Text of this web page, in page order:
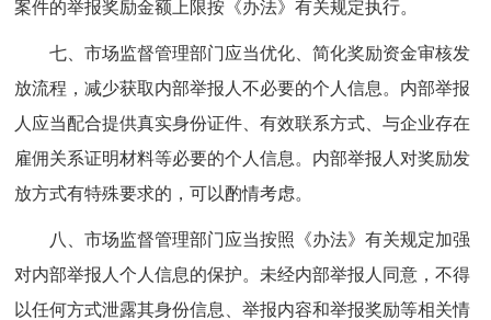
案件的举报奖励金额上限按《办法》有关规定执行。
七、市场监督管理部门应当优化、简化奖励资金审核发
放流程，减少获取内部举报人不必要的个人信息。内部举报
人应当配合提供真实身份证件、有效联系方式、与企业存在
雇佣关系证明材料等必要的个人信息。内部举报人对奖励发
放方式有特殊要求的，可以酌情考虑。
八、市场监督管理部门应当按照《办法》有关规定加强
对内部举报人个人信息的保护。未经内部举报人同意，不得
以任何方式泄露其身份信息、举报内容和举报奖励等相关情